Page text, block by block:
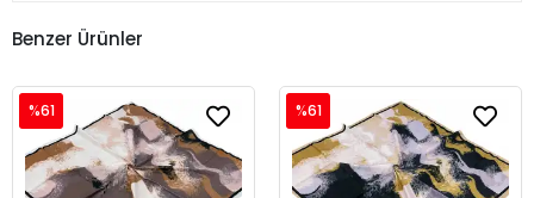
Benzer Ürünler
%61 %61